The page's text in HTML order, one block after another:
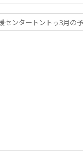
センタートントゥ3月の